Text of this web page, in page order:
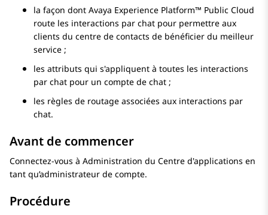
la façon dont Avaya Experience Platform™ Public Cloud
route les interactions par chat pour permettre aux
clients du centre de contacts de bénéficier du meilleur
service ;
les attributs qui s'appliquent à toutes les interactions
par chat pour un compte de chat ;
les règles de routage associées aux interactions par
chat.
Avant de commencer
Connectez-vous à Administration du Centre d'applications en
tant qu’administrateur de compte.
Procédure